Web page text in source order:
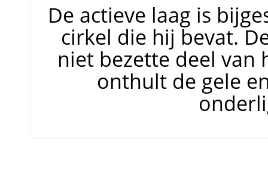
De actieve laag is
cirkel die hij bevat.
niet bezette deel van
onthult de gele